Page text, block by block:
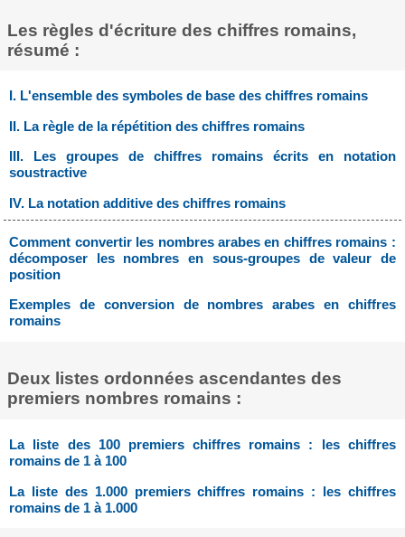
Les règles d'écriture des chiffres romains,
résumé :
I. L'ensemble des symboles de base des chiffres romains
II. La règle de la répétition des chiffres romains
III. Les groupes de chiffres romains écrits en notation
soustractive
IV. La notation additive des chiffres romains
Comment convertir les nombres arabes en chiffres romains :
décomposer les nombres en sous-groupes de valeur de
position
Exemples de conversion de nombres arabes en chiffres
romains
Deux listes ordonnées ascendantes des
premiers nombres romains :
La liste des 100 premiers chiffres romains : les chiffres
romains de 1 à 100
La liste des 1.000 premiers chiffres romains : les chiffres
romains de 1 à 1.000